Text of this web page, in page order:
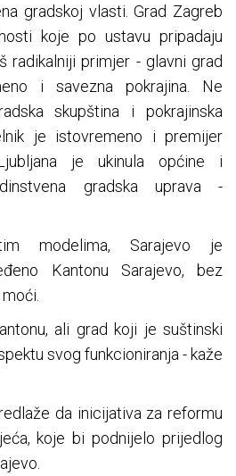
gradskoj vlasti. Grad Zagreb
koje po ustavu pripadaju
radikalniji primjer - glavni grad
i savezna pokrajina. Ne
skupština i pokrajinska
je istovremeno i premijer
je ukinula općine i
gradska uprava -
modelima, Sarajevo je
Kantonu Sarajevo, bez
ali grad koji je suštinski
svog funkcioniranja - kaže
da inicijativa za reformu
koje bi podnijelo prijedlog